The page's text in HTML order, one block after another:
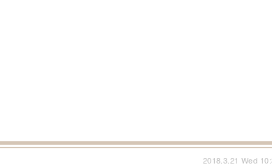
2018.3.21 Wed